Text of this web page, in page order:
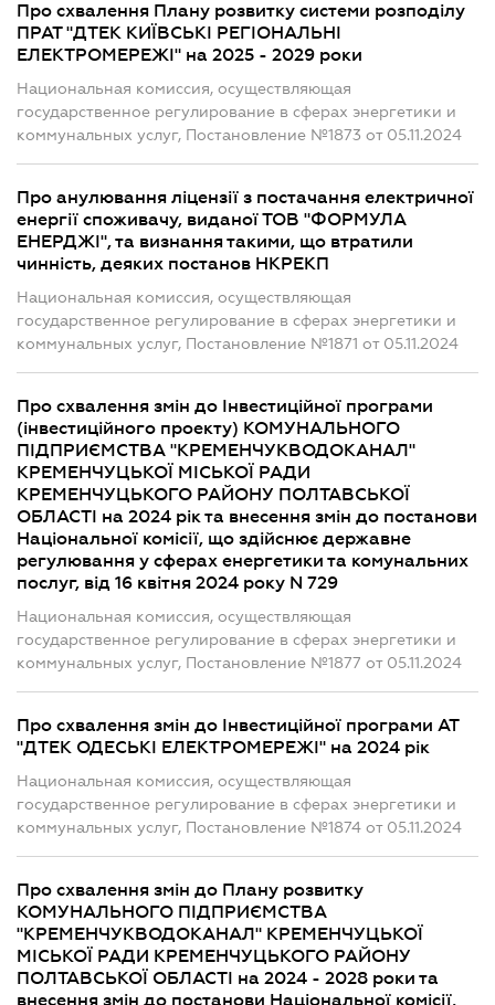
Про схвалення Плану розвитку системи розподілу
ПРАТ "ДТЕК КИЇВСЬКІ РЕГІОНАЛЬНІ
ЕЛЕКТРОМЕРЕЖІ" на 2025 - 2029 роки
Национальная комиссия, осуществляющая
государственное регулирование в сферах энергетики и
коммунальных услуг, Постановление №1873 от 05.11.2024
Про анулювання ліцензії з постачання електричної
енергії споживачу, виданої ТОВ "ФОРМУЛА
ЕНЕРДЖІ", та визнання такими, що втратили
чинність, деяких постанов НКРЕКП
Национальная комиссия, осуществляющая
государственное регулирование в сферах энергетики и
коммунальных услуг, Постановление №1871 от 05.11.2024
Про схвалення змін до Інвестиційної програми
(інвестиційного проекту) КОМУНАЛЬНОГО
ПІДПРИЄМСТВА "КРЕМЕНЧУКВОДОКАНАЛ"
КРЕМЕНЧУЦЬКОЇ МІСЬКОЇ РАДИ
КРЕМЕНЧУЦЬКОГО РАЙОНУ ПОЛТАВСЬКОЇ
ОБЛАСТІ на 2024 рік та внесення змін до постанови
Національної комісії, що здійснює державне
регулювання у сферах енергетики та комунальних
послуг, від 16 квітня 2024 року N 729
Национальная комиссия, осуществляющая
государственное регулирование в сферах энергетики и
коммунальных услуг, Постановление №1877 от 05.11.2024
Про схвалення змін до Інвестиційної програми АТ
"ДТЕК ОДЕСЬКІ ЕЛЕКТРОМЕРЕЖІ" на 2024 рік
Национальная комиссия, осуществляющая
государственное регулирование в сферах энергетики и
коммунальных услуг, Постановление №1874 от 05.11.2024
Про схвалення змін до Плану розвитку
КОМУНАЛЬНОГО ПІДПРИЄМСТВА
"КРЕМЕНЧУКВОДОКАНАЛ" КРЕМЕНЧУЦЬКОЇ
МІСЬКОЇ РАДИ КРЕМЕНЧУЦЬКОГО РАЙОНУ
ПОЛТАВСЬКОЇ ОБЛАСТІ на 2024 - 2028 роки та
внесення змін до постанови Національної комісії,